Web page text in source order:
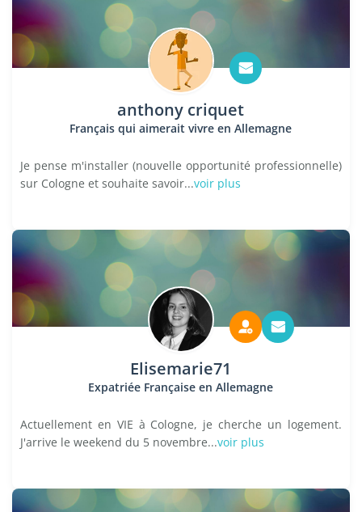
anthony criquet
Français qui aimerait vivre en Allemagne
Je pense m'installer (nouvelle opportunité professionnelle)
sur Cologne et souhaite savoir...voir plus
Elisemarie71
Expatriée Française en Allemagne
Actuellement en VIE à Cologne, je cherche un logement.
J'arrive le weekend du 5 novembre...voir plus